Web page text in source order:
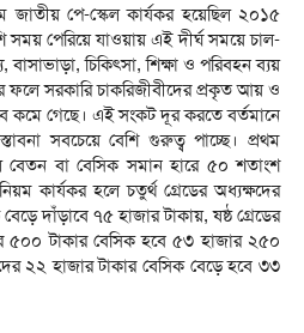
জাতীয় পে-স্কেল কার্যকর হয়েছিল ২০১৫
পেরিয়ে যাওয়ায় এই দীর্ঘ সময়ে চাল-
বাসাভাড়া, চিকিৎসা, শিক্ষা ও পরিবহন ব্যয়
ফলে সরকারি চাকরিজীবীদের প্রকৃত আয় ও
কমে গেছে। এই সংকট দূর করতে বর্তমানে
সবচেয়ে বেশি গুরুত্ব পাচ্ছে। প্রথম
বেতন বা বেসিক সমান হারে ৫০ শতাংশ
কার্যকর হলে চতুর্থ গ্রেডের অধ্যক্ষদের
দাঁড়াবে ৭৫ হাজার টাকায়, ষষ্ঠ গ্রেডের
৫০০ টাকার বেসিক হবে ৫৩ হাজার ২৫০
২২ হাজার টাকার বেসিক বেড়ে হবে ৩৩